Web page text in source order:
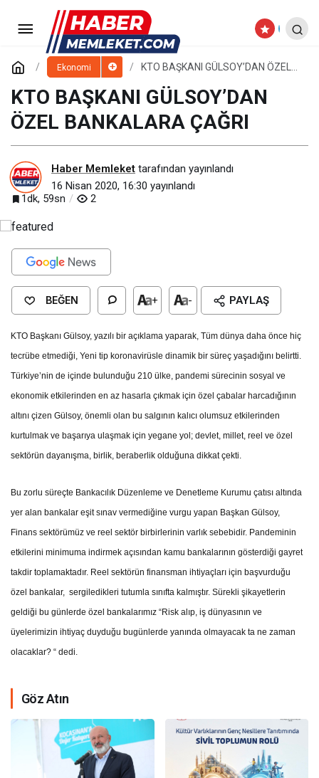
Ekonomi
KTO BAŞKANI GÜLSOY’DAN ÖZEL
KTO BAŞKANI GÜLSOY’DAN
ÖZEL BANKALARA ÇAĞRI
Haber Memleket tarafından yayınlandı
16 Nisan 2020, 16:30 yayınlandı
1dk, 59sn
2
BEĞEN + - PAYLAŞ
KTO Başkanı Gülsoy, yazılı bir açıklama yaparak, Tüm dünya daha önce hiç
tecrübe etmediği, Yeni tip koronavirüsle dinamik bir süreç yaşadığını belirtti.
Türkiye’nin de içinde bulunduğu 210 ülke, pandemi sürecinin sosyal ve
ekonomik etkilerinden en az hasarla çıkmak için özel çabalar harcadığının
altını çizen Gülsoy, önemli olan bu salgının kalıcı olumsuz etkilerinden
kurtulmak ve başarıya ulaşmak için yegane yol; devlet, millet, reel ve özel
sektörün dayanışma, birlik, beraberlik olduğuna dikkat çekti.
Bu zorlu süreçte Bankacılık Düzenleme ve Denetleme Kurumu çatısı altında
yer alan bankalar eşit sınav vermediğine vurgu yapan Başkan Gülsoy,
Finans sektörümüz ve reel sektör birbirlerinin varlık sebebidir. Pandeminin
etkilerini minimuma indirmek açısından kamu bankalarının gösterdiği gayret
takdir toplamaktadır. Reel sektörün finansman ihtiyaçları için başvurduğu
özel bankalar, sergiledikleri tutumla sınıfta kalmıştır. Sürekli şikayetlerin
geldiği bu günlerde özel bankalarımız “Risk alıp, iş dünyasının ve
üyelerimizin ihtiyaç duyduğu bugünlerde yanında olmayacak ta ne zaman
olacaklar? “ dedi.
Göz Atın
KTO BAŞKANI GÜLSOY’DAN
“ÖDEME KOLAYLIĞI” TALEBİ
Yorum Yap